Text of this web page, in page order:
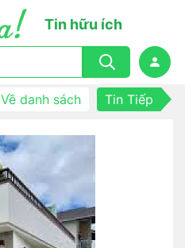
Tin hữu ích
Về danh sách Tin Tiếp